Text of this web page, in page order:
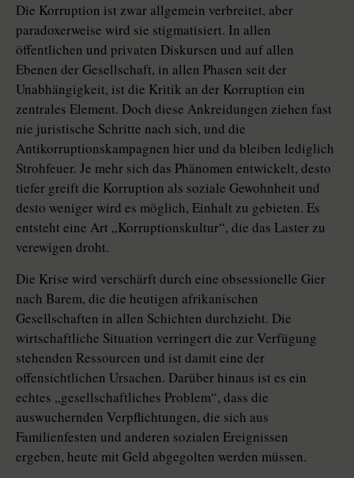
Die Korruption ist zwar allgemein verbreitet, aber
paradoxerweise wird sie stigmatisiert. In allen
öffentlichen und privaten Diskursen und auf allen
Ebenen der Gesellschaft, in allen Phasen seit der
Unabhängigkeit, ist die Kritik an der Korruption ein
zentrales Element. Doch diese Ankreidungen ziehen fast
nie juristische Schritte nach sich, und die
Antikorruptionskampagnen hier und da bleiben lediglich
Strohfeuer. Je mehr sich das Phänomen entwickelt, desto
tiefer greift die Korruption als soziale Gewohnheit und
desto weniger wird es möglich, Einhalt zu gebieten. Es
entsteht eine Art „Korruptionskultur“, die das Laster zu
verewigen droht.
Die Krise wird verschärft durch eine obsessionelle Gier
nach Barem, die die heutigen afrikanischen
Gesellschaften in allen Schichten durchzieht. Die
wirtschaftliche Situation verringert die zur Verfügung
stehenden Ressourcen und ist damit eine der
offensichtlichen Ursachen. Darüber hinaus ist es ein
echtes „gesellschaftliches Problem“, dass die
auswuchernden Verpflichtungen, die sich aus
Familienfesten und anderen sozialen Ereignissen
ergeben, heute mit Geld abgegolten werden müssen.